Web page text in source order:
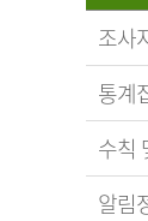
조사
통계
수칙
알림